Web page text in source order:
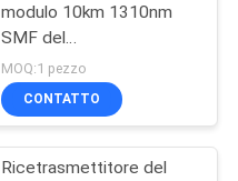
modulo 10km 1310nm
SMF del
ricetrasmettitore di
QSFP-40G-LR4 QSFP+
MOQ:1 pezzo
CONTATTO
Ricetrasmettitore del